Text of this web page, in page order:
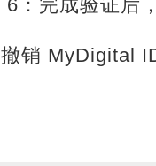
6：完成验证后
销 MyDigital